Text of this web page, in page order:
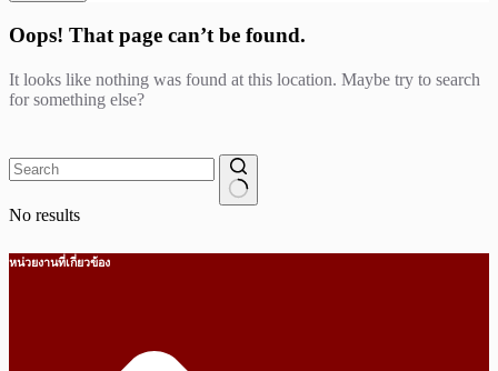
Oops! That page can’t be found.
It looks like nothing was found at this location. Maybe try to search
for something else?
No results
หน่วยงานที่เกี่ยวข้อง